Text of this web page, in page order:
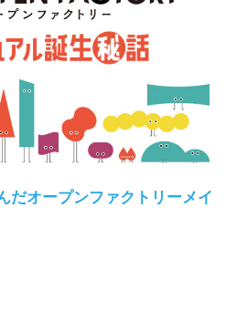
だオープンファクトリーメイ